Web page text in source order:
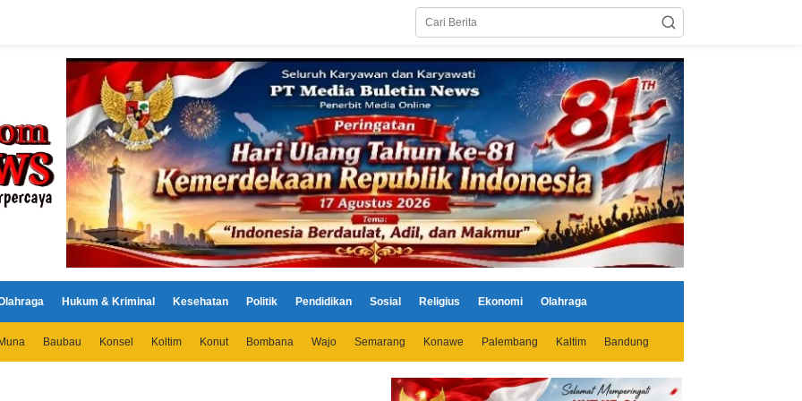
Hukum & Kriminal Kesehatan Politik Pendidikan Sosial Religius Ekonomi Olahraga
Baubau Konsel Koltim Konut Bombana Wajo Semarang Konawe Palembang Kaltim Bandung